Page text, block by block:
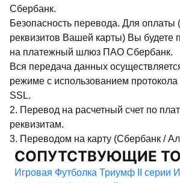
Сбербанк.
Безопасность перевода. Для оплаты
реквизитов Вашей карты) Вы будете
на платежный шлюз ПАО Сбербанк.
Вся передача данных
режиме с использованием
SSL.
2. Перевод на расчетный счет по
реквизитам.
3. Переводом на карту (Сбербанк /
СОПУТСТВУЮЩИЕ
Игровая Футболка Триумф II серии